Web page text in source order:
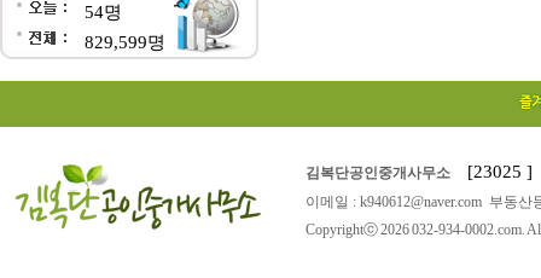
54명
829,599명
김복단공인중개사무소 [23025 ]
이메일 : k940612@naver.com 부동
Copyrightⓒ 2026 032-934-0002.com.